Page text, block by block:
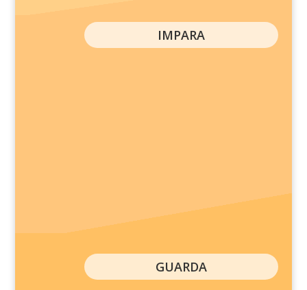
IMPARA
GUARDA